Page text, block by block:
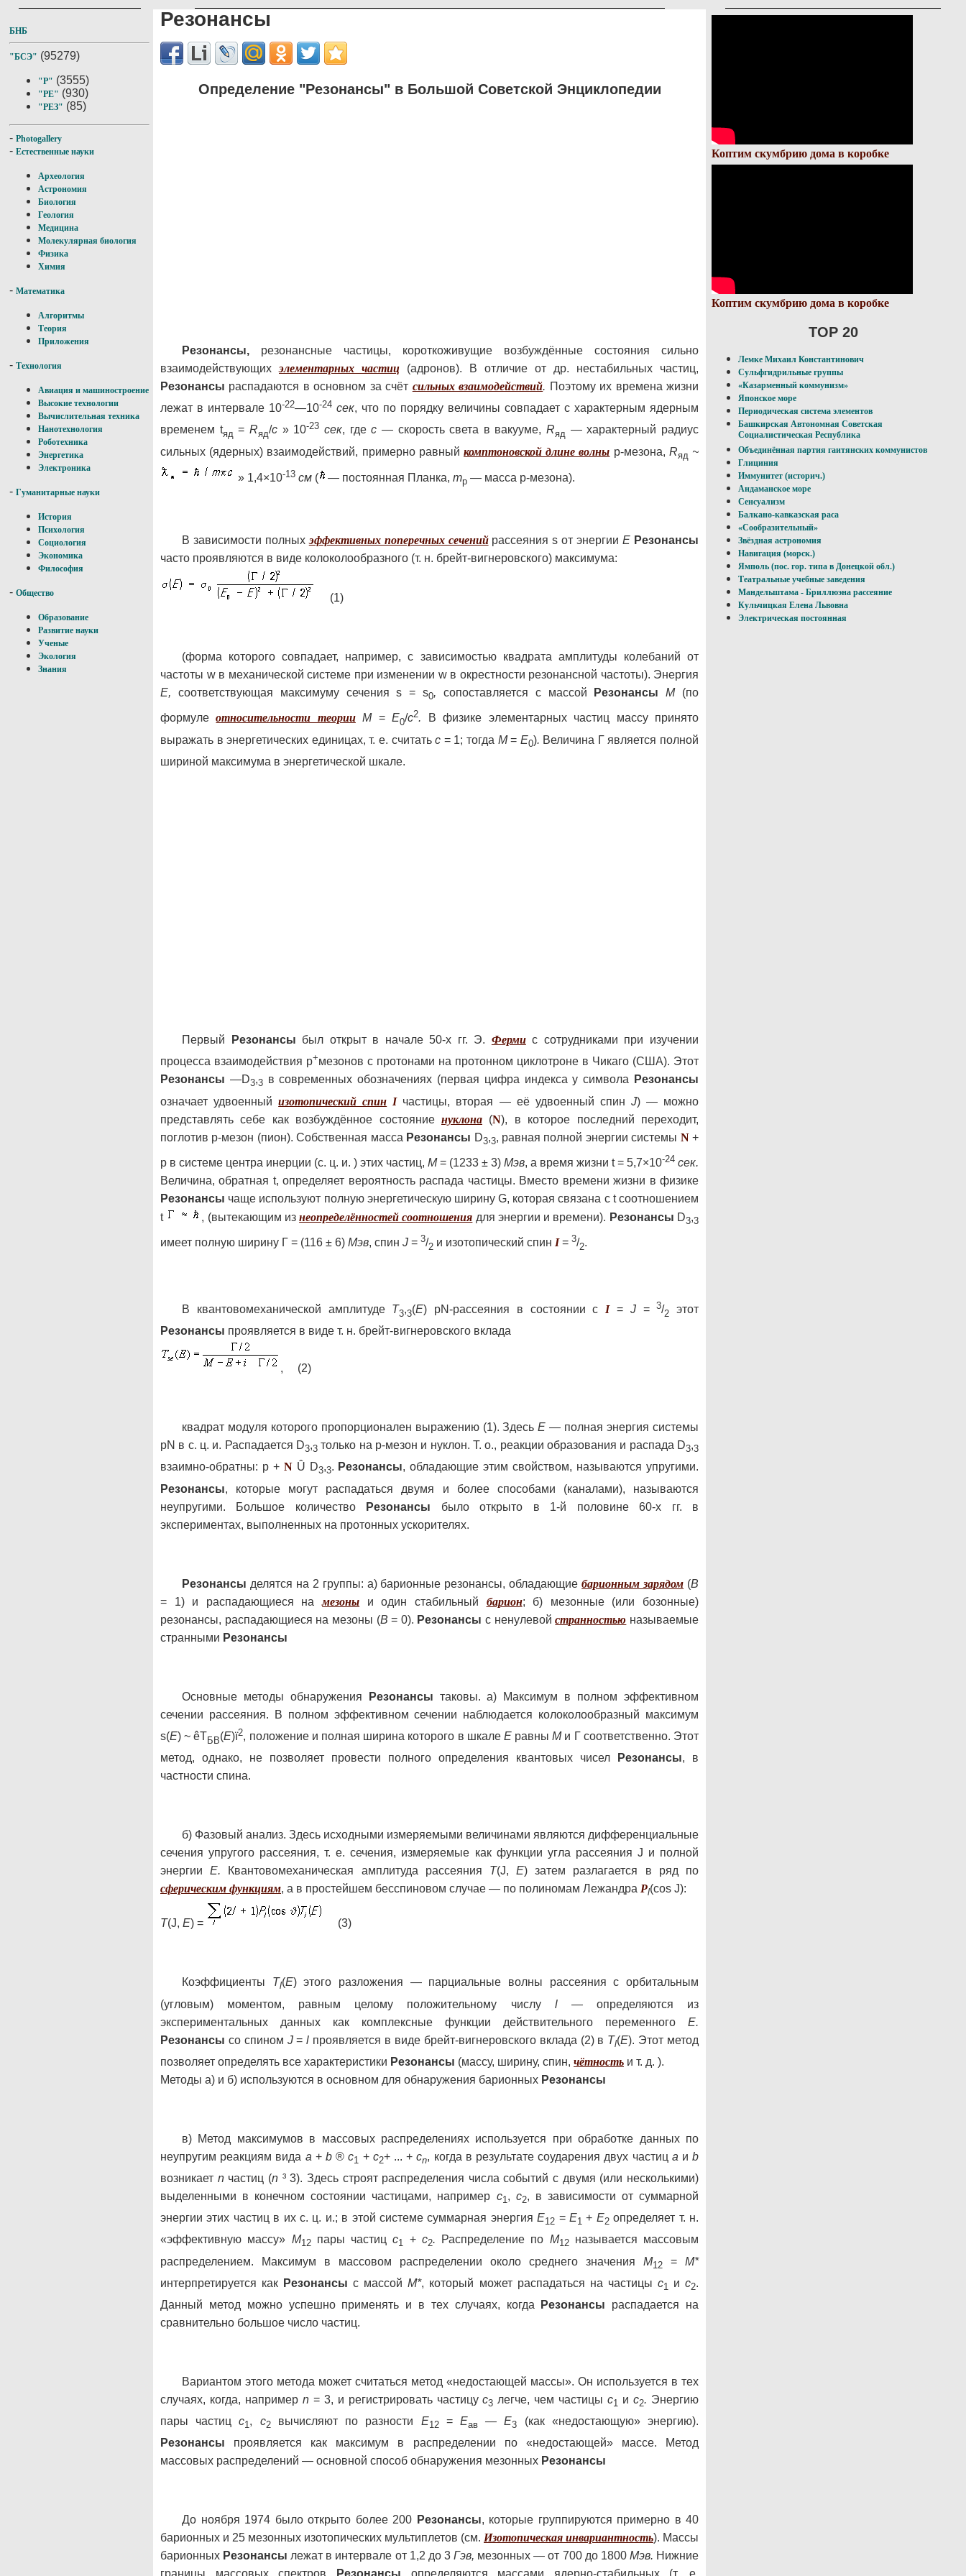
БНБ
"БСЭ" (95279)
"Р" (3555)
"РЕ" (930)
"РЕЗ" (85)
- Photogallery
- Естественные науки
Археология
Астрономия
Биология
Геология
Медицина
Молекулярная биология
Физика
Химия
- Математика
Алгоритмы
Теория
Приложения
- Технология
Авиация и машиностроение
Высокие технологии
Вычислительная техника
Нанотехнология
Роботехника
Энергетика
Электроника
- Гуманитарные науки
История
Психология
Социология
Экономика
Философия
- Общество
Образование
Развитие науки
Ученые
Экология
Знания
Резонансы
Определение "Резонансы" в Большой Советской Энциклопедии
Резонансы, резонансные частицы, короткоживущие возбуждённые состояния сильно
взаимодействующихэлементарных частиц (адронов). В отличие от др. нестабильных частиц,
Резонансы распадаются в основном за счёт сильных взаимодействий. Поэтому их времена жизни
лежат в интервале 10-22—10-24 сек, что по порядку величины совпадает с характерным ядерным
временем tяд= Rяд/с » 10-23 сек, гдес —скорость света в вакууме,Rяд — характерный радиус
сильных (ядерных) взаимодействий, примерно равный комптоновской длине волны p-мезона, Rяд ~
» 1,4×10-13 см ( — постоянная Планка, mp — масса p-мезона).
В зависимости полныхэффективных поперечных сеченийрассеяния s от энергииЕ Резонансы
часто проявляются в виде колоколообразного (т. н. брейт-вигнеровского) максимума:
(1)
(форма которого совпадает, например, с зависимостью квадрата амплитуды колебаний от
частоты w в механической системе при изменении w в окрестности резонансной частоты). Энергия
Е, соответствующая максимуму сечения s = s0, сопоставляется с массой Резонансы М(по
формулеотносительности теорииМ =E0/c2. В физике элементарных частиц массу принято
выражать в энергетических единицах, т. е. считатьс = 1; тогда М= E0). Величина Г является полной
шириной максимума в энергетической шкале.
Первый Резонансы был открыт в начале 50-х гг. Э. Фермис сотрудниками при изучении
процесса взаимодействия p+мезонов с протонами на протонном циклотроне в Чикаго (США). Этот
Резонансы —D3,3в современных обозначениях (первая цифра индекса у символа
Резонансы
означает удвоенныйизотопический спин Iчастицы, вторая — её удвоенный спин J) — можно
представлять себе как возбуждённое состояние нуклона (N), в которое последний переходит,
поглотив p-мезон (пион). Собственная масса Резонансы D3,3, равная полной энергии системы N+
p в системе центра инерции (с. ц. и. ) этих частиц, М= (1233 ± 3) Мэв, а время жизни t = 5,7×10-24 сек.
Величина, обратная t, определяет вероятность распада частицы. Вместо времени жизни в физике
Резонансы чаще используют полную энергетическую ширину G, которая связана с t соотношением
t
, (вытекающим изнеопределённостей соотношения для энергии и времени). Резонансы D3,3
имеет полную ширину Г = (116 ± 6) Мэв, спин J = 3/2 и изотопический спин I = 3/2.
В квантовомеханической амплитуде T3,3(E) pN-pacceяния в состоянии с I =J =3/2 этот
Резонансы проявляется в виде т. н. брейт-вигнеровского вклада
, (2)
квадрат модуля которого пропорционален выражению (1). ЗдесьЕ — полная энергия системы
pN в с. ц. и. Распадается D3,3 только на p-мезон и нуклон. Т. о., реакции образования и распада D3,3
взаимно-обратны: p + NÛ D3,3. Резонансы, обладающие этим свойством, называются упругими.
Резонансы, которые могут распадаться двумя и более способами (каналами), называются
неупругими. Большое количество
Резонансы было открыто в 1-й половине 60-х гг. в
экспериментах, выполненных на протонных ускорителях.
Резонансы делятся на 2 группы: а) барионные резонансы, обладающиебарионным зарядом (В
=
1) и распадающиеся намезоны и один стабильный барион; б) мезонные (или бозонные)
резонансы, распадающиеся на мезоны (В= 0). Резонансы с ненулевойстранностью называемые
странными Резонансы
Основные методы обнаружения Резонансы таковы. а) Максимум в полном эффективном
сечении рассеяния. В полном эффективном сечении наблюдается колоколообразный максимум
s(E) ~ êТБВ(Е)ï2, положение и полная ширина которого в шкале ЕравныМ и Г соответственно. Этот
метод, однако, не позволяет провести полного определения квантовых чисел
Резонансы, в
частности спина.
б) Фазовый анализ. Здесь исходными измеряемыми величинами являются дифференциальные
сечения упругого рассеяния, т. е. сечения, измеряемые как функции угла рассеяния J и полной
энергииЕ. Квантовомеханическая амплитуда рассеяния T(J, Е) затем разлагается в ряд по
сферическим функциям, а в простейшем бесспиновом случае — по полиномам Лежандра Pl(cos J):
T(J, E) = (3)
Коэффициенты Tl(E) этого разложения — парциальные волны рассеяния с орбитальным
(угловым) моментом, равным целому положительному числу l —определяются из
экспериментальных данных как комплексные функции действительного переменного Е.
Резонансы со спином J= l проявляется в виде брейт-вигнеровского вклада (2) в Tl(E). Этот метод
позволяет определять все характеристики Резонансы (массу, ширину, спин, чётность и т. д. ).
Методы а) и б) используются в основном для обнаружения барионных Резонансы
в) Метод максимумов в массовых распределениях используется при обработке данных по
неупругим реакциям вида а + b®c1 + c2+ ... + cn, когда в результате соударения двух частиц а иb
возникает nчастиц (n ³ 3). Здесь строят распределения числа событий с двумя (или несколькими)
выделенными в конечном состоянии частицами, например c1, c2, в зависимости от суммарной
энергии этих частиц в их с. ц. и.; в этой системе суммарная энергияE12 =E1 + E2определяет т. н.
«эффективную массу» M12пары частицc1 + c2. Распределение по M12называется массовым
распределением. Максимум в массовом распределении около среднего значения M12 = М*
интерпретируется как Резонансы с массойМ*, который может распадаться на частицы c1 иc2.
Данный метод можно успешно применять и в тех случаях, когда
Резонансы распадается на
сравнительно большое число частиц.
Вариантом этого метода может считаться метод «недостающей массы». Он используется в тех
случаях, когда, например n = 3, и регистрировать частицуc3легче, чем частицыc1 иc2. Энергию
пары частицc1, c2вычисляют по разности E12 =Еав — E3 (как «недостающую» энергию).
Резонансы проявляется как максимум в распределении по «недостающей» массе. Метод
массовых распределений — основной способ обнаружения мезонных Резонансы
До ноября 1974 было открыто более 200 Резонансы, которые группируются примерно в 40
барионных и 25 мезонных изотопических мультиплетов (см. Изотопическая инвариантность). Массы
барионных Резонансы лежат в интервале от 1,2 до 3Гэв, мезонных — от 700 до 1800 Мэв. Нижние
Коптим скумбрию дома в коробке
Коптим скумбрию дома в коробке
TOP 20
Лемке Михаил Константинович
Сульфгидрильные группы
«Казарменный коммунизм»
Японское море
Периодическая система элементов
Башкирская Автономная Советская
Социалистическая Республика
Объединённая партия гаитянских коммунистов
Глициния
Иммунитет (историч.)
Андаманское море
Сенсуализм
Балкано-кавказская раса
«Сообразительный»
Звёздная астрономия
Навигация (морск.)
Ямполь (пос. гор. типа в Донецкой обл.)
Театральные учебные заведения
Мандельштама - Бриллюэна рассеяние
Кульчицкая Елена Львовна
Электрическая постоянная